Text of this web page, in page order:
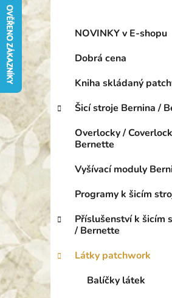
r
í
a
e
Přeskočit
kategorie
K
g
o
i
NOVINKY v E-shopu
Dobrá cena
Kniha skládaný
Šicí stroje Bernina /
Overlocky /
Bernette
Vyšívací moduly
Programy k šicím
Příslušenství k šicím
/ Bernette
Látky patchwork
Balíčky látek